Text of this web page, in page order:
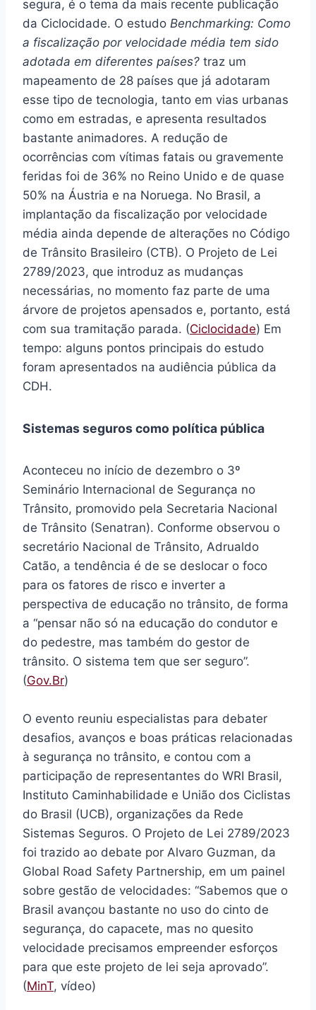
segura, é o tema da mais recente publicação
da Ciclocidade. O estudo Benchmarking: Como
a fiscalização por velocidade média tem sido
adotada em diferentes países? traz um
mapeamento de 28 países que já adotaram
esse tipo de tecnologia, tanto em vias urbanas
como em estradas, e apresenta resultados
bastante animadores. A redução de
ocorrências com vítimas fatais ou gravemente
feridas foi de 36% no Reino Unido e de quase
50% na Áustria e na Noruega. No Brasil, a
implantação da fiscalização por velocidade
média ainda depende de alterações no Código
de Trânsito Brasileiro (CTB). O Projeto de Lei
2789/2023, que introduz as mudanças
necessárias, no momento faz parte de uma
árvore de projetos apensados e, portanto, está
com sua tramitação parada. (Ciclocidade) Em
tempo: alguns pontos principais do estudo
foram apresentados na audiência pública da
CDH.
Sistemas seguros como política pública
Aconteceu no início de dezembro o 3º
Seminário Internacional de Segurança no
Trânsito, promovido pela Secretaria Nacional
de Trânsito (Senatran). Conforme observou o
secretário Nacional de Trânsito, Adrualdo
Catão, a tendência é de se deslocar o foco
para os fatores de risco e inverter a
perspectiva de educação no trânsito, de forma
a “pensar não só na educação do condutor e
do pedestre, mas também do gestor de
trânsito. O sistema tem que ser seguro”.
(Gov.Br)
O evento reuniu especialistas para debater
desafios, avanços e boas práticas relacionadas
à segurança no trânsito, e contou com a
participação de representantes do WRI Brasil,
Instituto Caminhabilidade e União dos Ciclistas
do Brasil (UCB), organizações da Rede
Sistemas Seguros. O Projeto de Lei 2789/2023
foi trazido ao debate por Alvaro Guzman, da
Global Road Safety Partnership, em um painel
sobre gestão de velocidades: “Sabemos que o
Brasil avançou bastante no uso do cinto de
segurança, do capacete, mas no quesito
velocidade precisamos empreender esforços
para que este projeto de lei seja aprovado”.
(MinT, vídeo)